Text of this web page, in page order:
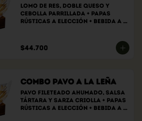
Lomo de res, doble queso y
cebolla parrillada + papas
rústicas a elección + bebida a
$44.700
Combo Pavo a la Leña
Pavo fileteado ahumado, salsa
tártara y sarza criolla + papas
rústicas a elección + bebida a